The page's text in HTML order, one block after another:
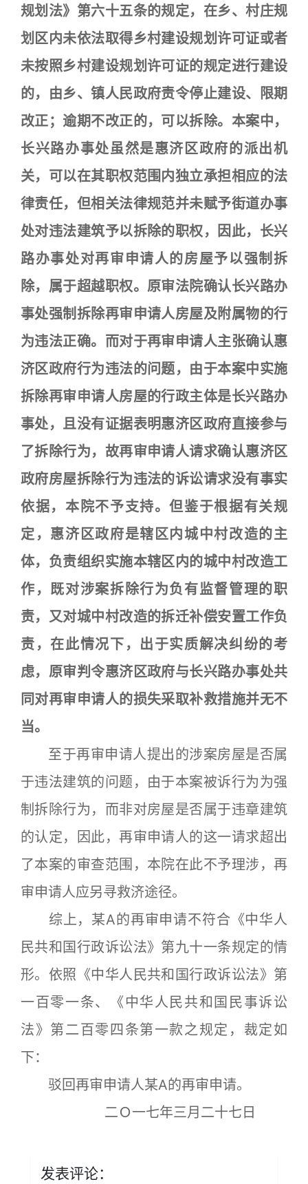
规划法》第六十五条的规定，在乡、村庄规
划区内未依法取得乡村建设规划许可证或者
未按照乡村建设规划许可证的规定进行建设
的，由乡、镇人民政府责令停止建设、限期
改正；逾期不改正的，可以拆除。本案中，
长兴路办事处虽然是惠济区政府的派出机
关，可以在其职权范围内独立承担相应的法
律责任，但相关法律规范并未赋予街道办事
处对违法建筑予以拆除的职权，因此，长兴
路办事处对再审申请人的房屋予以强制拆
除，属于超越职权。原审法院确认长兴路办
事处强制拆除再审申请人房屋及附属物的行
为违法正确。而对于再审申请人主张确认惠
济区政府行为违法的问题，由于本案中实施
拆除再审申请人房屋的行政主体是长兴路办
事处，且没有证据表明惠济区政府直接参与
了拆除行为，故再审申请人请求确认惠济区
政府房屋拆除行为违法的诉讼请求没有事实
依据，本院不予支持。但鉴于根据有关规
定，惠济区政府是辖区内城中村改造的主
体，负责组织实施本辖区内的城中村改造工
作，既对涉案拆除行为负有监督管理的职
责，又对城中村改造的拆迁补偿安置工作负
责，在此情况下，出于实质解决纠纷的考
虑，原审判令惠济区政府与长兴路办事处共
同对再审申请人的损失采取补救措施并无不
当。
至于再审申请人提出的涉案房屋是否属
于违法建筑的问题，由于本案被诉行为为强
制拆除行为，而非对房屋是否属于违章建筑
的认定，因此，再审申请人的这一请求超出
了本案的审查范围，本院在此不予理涉，再
审申请人应另寻救济途径。
综上，某A的再审申请不符合《中华人
民共和国行政诉讼法》第九十一条规定的情
形。依照《中华人民共和国行政诉讼法》第
一百零一条、《中华人民共和国民事诉讼
法》第二百零四条第一款之规定，裁定如
下：
驳回再审申请人某A的再审申请。
二Ｏ一七年三月二十七日
发表评论：